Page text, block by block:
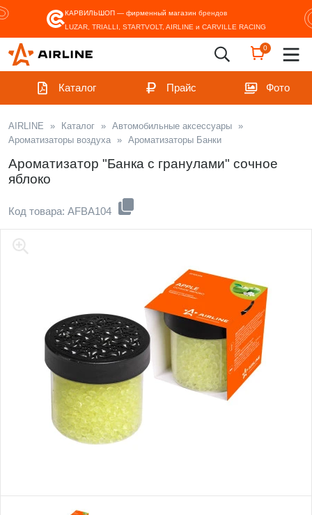
КАРВИЛЬШОП — фирменный магазин брендов
LUZAR, TRIALLI, STARTVOLT, AIRLINE и CARVILLE RACING
0
Каталог Прайс Фото
AIRLINE » Каталог » Автомобильные аксессуары »
Ароматизаторы воздуха » Ароматизаторы Банки
Ароматизатор "Банка с гранулами" сочное
яблоко
Код товара: AFBA104